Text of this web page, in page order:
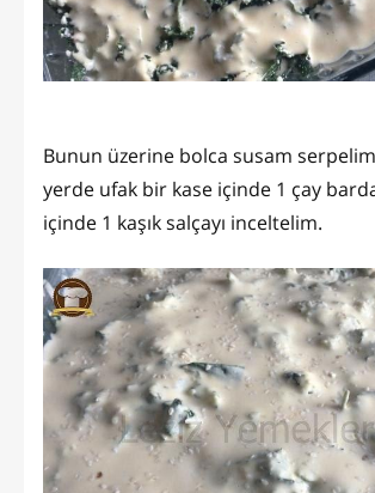
Bunun üzerine bolca susam
yerde ufak bir kase içinde 1 çay
içinde 1 kaşık salçayı inceltelim.